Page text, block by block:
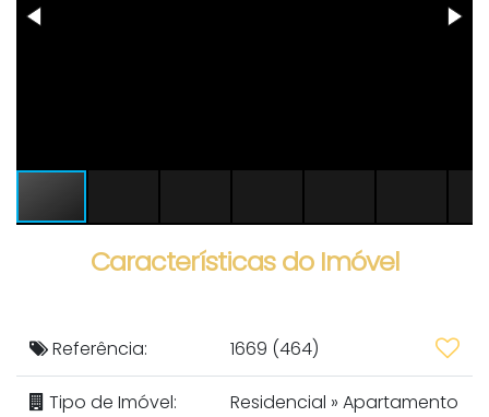
Características do Imóvel
Referência: 1669 (464)
Tipo de Imóvel: Residencial » Apartamento